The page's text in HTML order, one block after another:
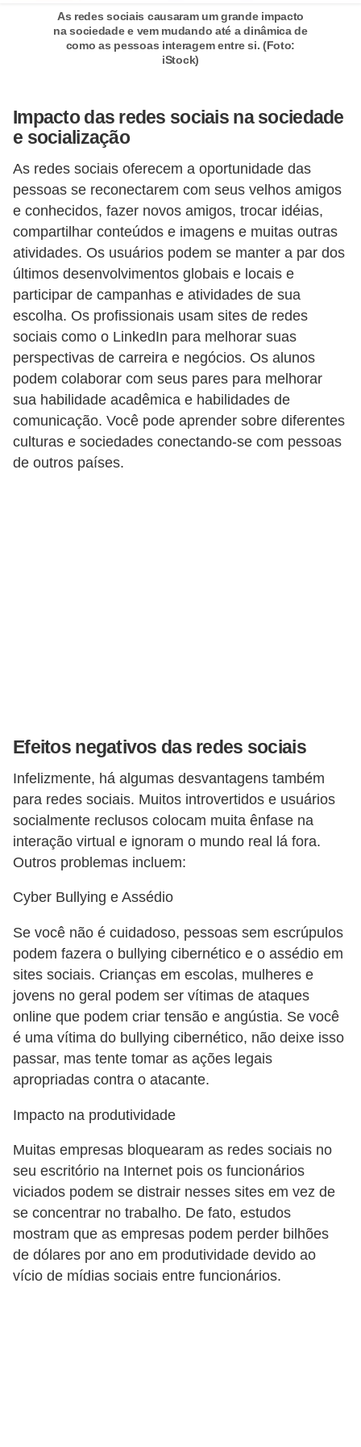
As redes sociais causaram um grande impacto
na sociedade e vem mudando até a dinâmica de
como as pessoas interagem entre si. (Foto:
iStock)
Impacto das redes sociais na sociedade
e socialização
As redes sociais oferecem a oportunidade das
pessoas se reconectarem com seus velhos amigos
e conhecidos, fazer novos amigos, trocar idéias,
compartilhar conteúdos e imagens e muitas outras
atividades. Os usuários podem se manter a par dos
últimos desenvolvimentos globais e locais e
participar de campanhas e atividades de sua
escolha. Os profissionais usam sites de redes
sociais como o LinkedIn para melhorar suas
perspectivas de carreira e negócios. Os alunos
podem colaborar com seus pares para melhorar
sua habilidade acadêmica e habilidades de
comunicação. Você pode aprender sobre diferentes
culturas e sociedades conectando-se com pessoas
de outros países.
Efeitos negativos das redes sociais
Infelizmente, há algumas desvantagens também
para redes sociais. Muitos introvertidos e usuários
socialmente reclusos colocam muita ênfase na
interação virtual e ignoram o mundo real lá fora.
Outros problemas incluem:
Cyber ​​Bullying e Assédio
Se você não é cuidadoso, pessoas sem escrúpulos
podem fazera o bullying cibernético e o assédio em
sites sociais. Crianças em escolas, mulheres e
jovens no geral podem ser vítimas de ataques
online que podem criar tensão e angústia. Se você
é uma vítima do bullying cibernético, não deixe isso
passar, mas tente tomar as ações legais
apropriadas contra o atacante.
Impacto na produtividade
Muitas empresas bloquearam as redes sociais no
seu escritório na Internet pois os funcionários
viciados podem se distrair nesses sites em vez de
se concentrar no trabalho. De fato, estudos
mostram que as empresas podem perder bilhões
de dólares por ano em produtividade devido ao
vício de mídias sociais entre funcionários.
b
a
l
h
i
s
t
a
e
M
T
E
M
o
t
b
a
l
h
o
r
t
a
r
i
a
1
0
M
T
E
R
e